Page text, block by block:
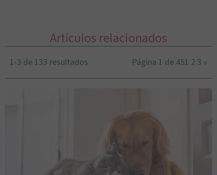
Artículos relacionados
1-3 de 133 resultados Página 1 de 451 2 3 »